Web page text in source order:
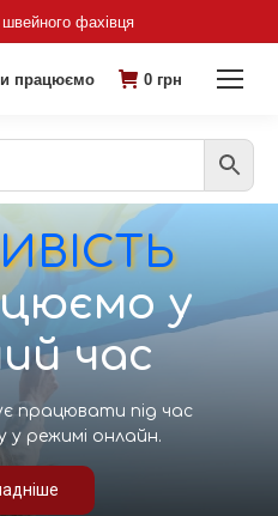
фахівця
працюємо 0 грн
відріз
заощадити